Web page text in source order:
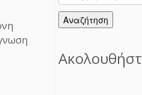
για:
Αναζήτηση